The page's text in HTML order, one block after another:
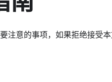
注意的事项，如果拒绝接受